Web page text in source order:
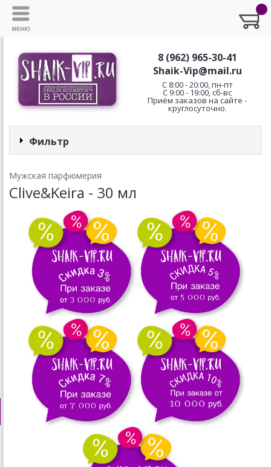
8 (962) 965-30-41
Shaik-Vip@mail.ru
C 8:00 - 20:00, пн-пт
С 9:00 - 19:00, сб-вс
Приём заказов на сайте -
круглосуточно.
Фильтр
Мужская парфюмерия
Clive&Keira - 30 мл